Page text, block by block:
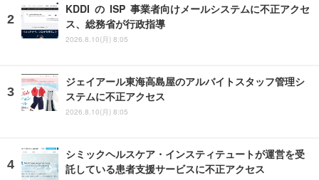
KDDI の ISP 事業者向けメールシステムに不正アクセ
ス、総務省が行政指導
2026.8.10(月) 8:05
ジェイアール東海高島屋のアルバイトスタッフ管理シ
ステムに不正アクセス
2026.8.10(月) 8:05
シミックヘルスケア・インスティテュートが運営を受
託している患者支援サービスに不正アクセス